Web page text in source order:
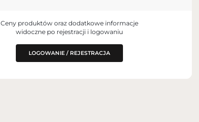
Ceny produktów oraz dodatkowe informacje
widoczne po rejestracji i logowaniu
LOGOWANIE / REJESTRACJA